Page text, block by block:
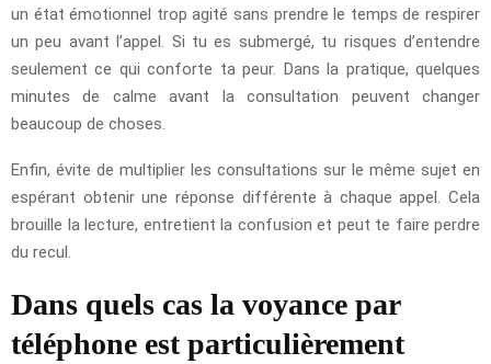
un état émotionnel trop agité sans prendre le temps de respirer
un peu avant l’appel. Si tu es submergé, tu risques d’entendre
seulement ce qui conforte ta peur. Dans la pratique, quelques
minutes de calme avant la consultation peuvent changer
beaucoup de choses.
Enfin, évite de multiplier les consultations sur le même sujet en
espérant obtenir une réponse différente à chaque appel. Cela
brouille la lecture, entretient la confusion et peut te faire perdre
du recul.
Dans quels cas la voyance par
téléphone est particulièrement